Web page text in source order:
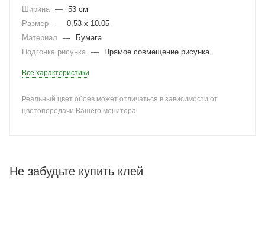
Ширина — 53 см
Размер — 0.53 x 10.05
Материал
—
Бумага
Подгонка рисунка — Прямое совмещение рисунка
Все характеристики
Реальный цвет обоев может отличаться в зависимости от
цветопередачи Вашего монитора
Не забудьте купить клей